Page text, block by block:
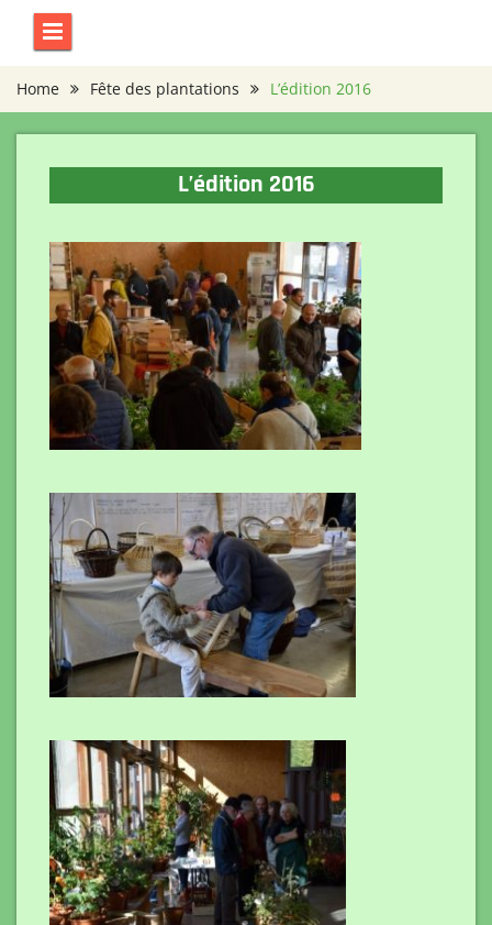
content
Home
Fête des plantations L’édition 2016
L’édition 2016